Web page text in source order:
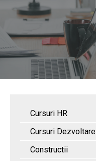
Cursuri HR
Cursuri Dezvoltare
Constructii